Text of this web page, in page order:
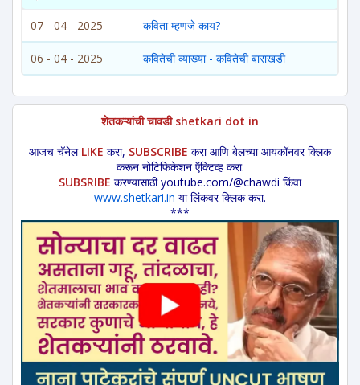
07 - 04 - 2025 कविता म्हणजे काय?
06 - 04 - 2025 कवितेची व्याख्या - कवितेची बाराखडी
शेतकऱ्यांची चावडी shetkari dot in
आजच चॅनेल LIKE करा, SUBSCRIBE करा आणि बेलच्या आयकॉनवर क्लिक
करून नोटिफिकेशन ऍक्टिव्ह करा.
SUBSRIBE करण्यासाठी youtube.com/@chawdi किंवा
www.shetkari.in या लिंकवर क्लिक करा.
***